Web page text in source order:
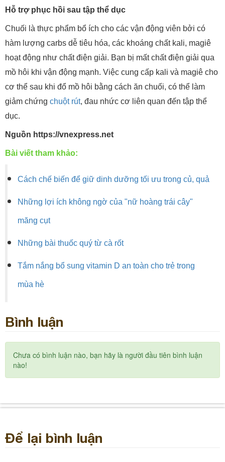
Hỗ trợ phục hồi sau tập thể dục
Chuối là thực phẩm bổ ích cho các vận động viên bởi có
hàm lượng carbs dễ tiêu hóa, các khoáng chất kali, magiê
hoạt động như chất điện giải. Bạn bị mất chất điện giải qua
mồ hôi khi vận động mạnh. Việc cung cấp kali và magiê cho
cơ thể sau khi đổ mồ hôi bằng cách ăn chuối, có thể làm
giảm chứng chuột rút, đau nhức cơ liên quan đến tập thể
dục.
Nguồn https://vnexpress.net
Bài viết tham khảo:
Cách chế biến để giữ dinh dưỡng tối ưu trong củ, quả
Những lợi ích không ngờ của "nữ hoàng trái cây"
măng cụt
Những bài thuốc quý từ cà rốt
Tắm nắng bổ sung vitamin D an toàn cho trẻ trong
mùa hè
Bình luận
Chưa có bình luận nào, bạn hãy là người đầu tiên bình luận
nào!
Để lại bình luận